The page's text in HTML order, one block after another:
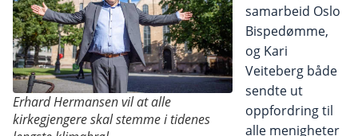
Erhard Hermansen vil at alle
kirkegjengere skal stemme i tidenes
samarbeid Oslo
Bispedømme,
og Kari
Veiteberg både
sendte ut
oppfordring til
alle menigheter